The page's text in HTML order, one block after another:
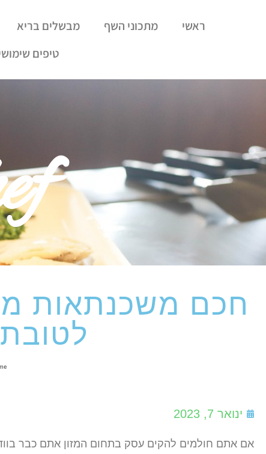
ראשי מתכוני השף מבשלים בריא
טיפים
חכם משכנתאות
ינואר 7, 2023
אם אתם חולמים להקים עסק בתחום המזון אתם כבר